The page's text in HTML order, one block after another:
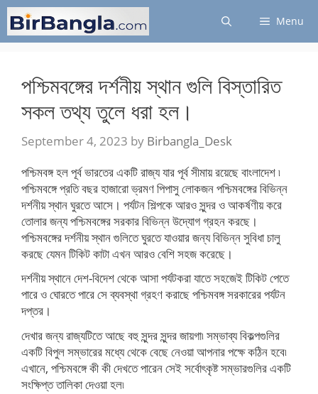
Skip
content
Menu
পশ্চিমবঙ্গের দর্শনীয় স্থান গুলি বিস্তারিত
সকল তথ্য তুলে ধরা হল।
September 4, 2023 by Birbangla_Desk
পশ্চিমবঙ্গ হল পূর্ব ভারতের একটি রাজ্য যার পূর্ব সীমায় রয়েছে বাংলাদেশ ৷
পশ্চিমবঙ্গে প্রতি বছর হাজারো ভ্রমণ পিপাসু লোকজন পশ্চিমবঙ্গের বিভিন্ন
দর্শনীয় স্থান ঘুরতে আসে। পর্যটন শিল্পকে আরও সুন্দর ও আকর্ষণীয় করে
তোলার জন্য পশ্চিমবঙ্গের সরকার বিভিন্ন উদ্যোগ গ্রহন করছে।
পশ্চিমবঙ্গের দর্শনীয় স্থান গুলিতে ঘুরতে যাওয়ার জন্য বিভিন্ন সুবিধা চালু
করছে যেমন টিকিট কাটা এখন আরও বেশি সহজ করেছে।
দর্শনীয় স্থানে দেশ-বিদেশ থেকে আসা পর্যটকরা যাতে সহজেই টিকিট পেতে
পারে ও ঘোরতে পারে সে ব্যবস্থা গ্রহণ করাছে পশ্চিমবঙ্গ সরকারের পর্যটন
দপ্তর।
দেখার জন্য রাজ্যটিতে আছে বহু সুন্দর সুন্দর জায়গা৷ সম্ভাব্য বিকল্পগুলির
একটি বিপুল সম্ভারের মধ্যে থেকে বেছে নেওয়া আপনার পক্ষে কঠিন হবে৷
এখানে, পশ্চিমবঙ্গে কী কী দেখতে পারেন সেই সর্বোৎকৃষ্ট সম্ভারগুলির একটি
সংক্ষিপ্ত তালিকা দেওয়া হল৷